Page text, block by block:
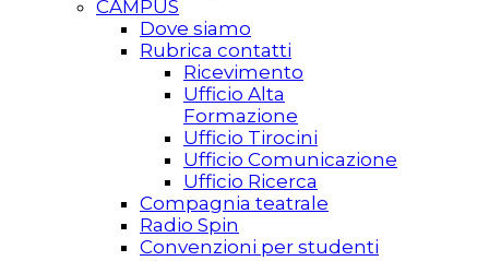
CAMPUS
Dove siamo
Rubrica contatti
Ricevimento
Ufficio Alta
Formazione
Ufficio Tirocini
Ufficio Comunicazione
Ufficio Ricerca
Compagnia teatrale
Radio Spin
Convenzioni per studenti